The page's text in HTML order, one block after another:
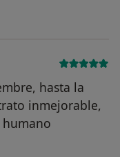
hasta la
inmejorable,